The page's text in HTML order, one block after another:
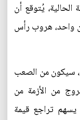
يُتوقع أن
واحد، هروب رأس
سيكون من الصعب
من الأزمة من
تراجع قيمة